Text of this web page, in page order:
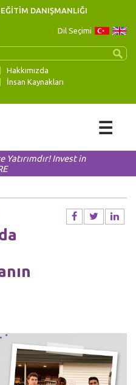
DANIŞMANLIĞI
Dil Seçimi
Hakkımızda
İnsan Kaynakları
☰
Yatırımdır! Invest in